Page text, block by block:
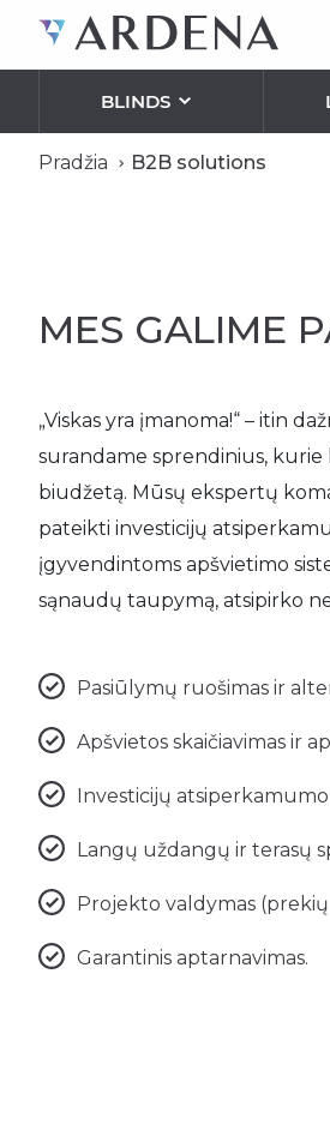
BLINDS
Skylight roller blinds
Wooden Horizontal/ Venetian
INTERIOR LIGHTING
POWER SWITCHES AND
Pradžia B2B solutions
MES GALIME
„Viskas yra įmanoma!“ – itin
surandame sprendinius,
biudžetą. Mūsų ekspertų
pateikti investicijų
įgyvendintoms apšvietimo
sąnaudų taupymą, atsipirko
Pasiūlymų ruošimas ir
Apšvietos skaičiavimas ir
Investicijų atsiperkamumo
Langų uždangų ir terasų
Projekto valdymas
Garantinis aptarnavimas.